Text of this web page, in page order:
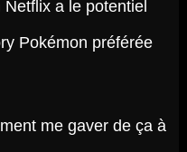
a le potentiel
Pokémon préférée
me gaver de ça à